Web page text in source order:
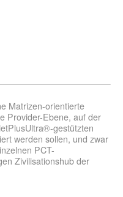
Matrizen-orientierte
Provider-Ebene, auf der
gestützten
werden sollen, und zwar
PCT-
Zivilisationshub der